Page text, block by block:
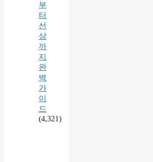
부
터
선
상
까
지
완
벽
가
이
드
(4,321)